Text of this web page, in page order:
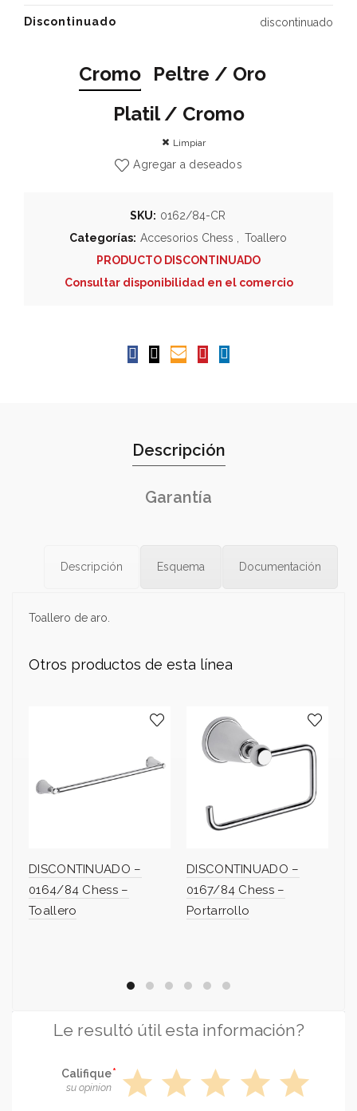
Discontinuado discontinuado
Cromo Peltre / Oro
Platil / Cromo
Limpiar
Agregar a deseados
SKU: 0162/84-CR
Categorías: Accesorios Chess
Toallero
PRODUCTO DISCONTINUADO
Consultar disponibilidad en el comercio
Descripción
Garantía
Descripción Esquema Documentación
Toallero de aro.
Otros productos de esta línea
DISCONTINUADO –
0164/84 Chess –
Toallero
DISCONTINUADO –
0167/84 Chess –
Portarrollo
Le resultó útil esta información?
Califique
su opinion star star star star star